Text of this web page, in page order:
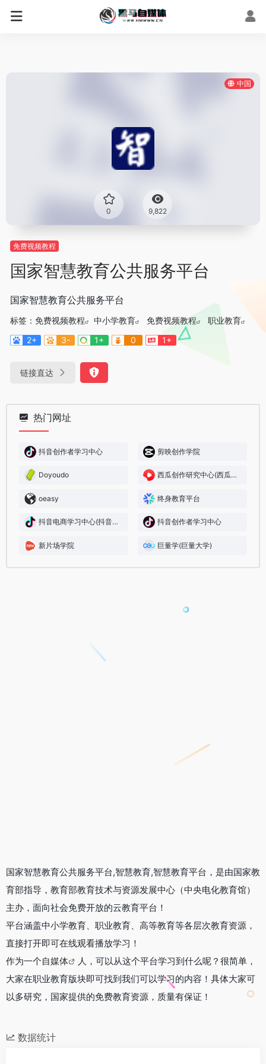
中国
0 9,822
免费视频教程
国家智慧教育公共服务平台
国家智慧教育公共服务平台
标签： 免费视频教程 中小学教育 免费视频教程
职业教育
2+
3- 1+ 0 1+
链接直达
热门网址
抖音创作者学习中心 剪映创作学院
Doyoudo 西瓜创作研究中心(西瓜大学)
oeasy 终身教育平台
抖音电商学习中心(抖音电商大学) 抖音创作者学习中心
新片场学院 巨量学(巨量大学)
国家智慧教育公共服务平台,智慧教育,智慧教育平台，是由国家教
育部指导，教育部教育技术与资源发展中心（中央电化教育馆）
主办，面向社会免费开放的云教育平台！
平台涵盖中小学教育、职业教育、高等教育等各层次教育资源，
直接打开即可在线观看播放学习！
作为一个自媒体
人，可以从这个平台学习到什么呢？很简单，
大家在职业教育版块即可找到我们可以学习的内容！具体大家可
以多研究，国家提供的免费教育资源，质量有保证！
数据统计